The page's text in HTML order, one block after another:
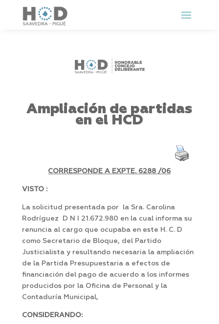
Ampliación de partidas
en el HCD
CORRESPONDE A EXPTE. 6288 /06
VISTO :
La solicitud presentada por la Sra. Carolina
Rodríguez D N I 21.672.980 en la cual informa su
renuncia al cargo que ocupaba en este H. C. D
como Secretario de Bloque, del Partido
Justicialista y resultando necesaria la ampliación
de la Partida Presupuestaria a efectos de
financiación del pago de acuerdo a los informes
producidos por la Oficina de Personal y la
Contaduría Municipal,
CONSIDERANDO: